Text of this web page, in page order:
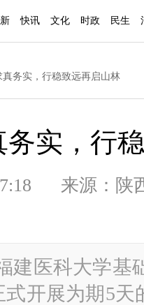
快讯 文化 时政 民生
务实，行稳致远再启山林
实，行
来源：
建医科大学基
式开展为期5